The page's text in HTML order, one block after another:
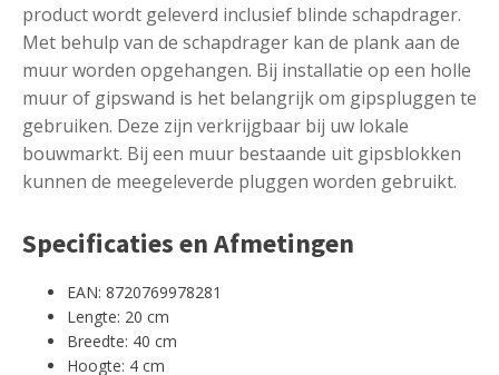
product wordt geleverd inclusief blinde schapdrager.
Met behulp van de schapdrager kan de plank aan de
muur worden opgehangen. Bij installatie op een holle
muur of gipswand is het belangrijk om gipspluggen te
gebruiken. Deze zijn verkrijgbaar bij uw lokale
bouwmarkt. Bij een muur bestaande uit gipsblokken
kunnen de meegeleverde pluggen worden gebruikt.
Specificaties en Afmetingen
EAN: 8720769978281
Lengte: 20 cm
Breedte: 40 cm
Hoogte: 4 cm